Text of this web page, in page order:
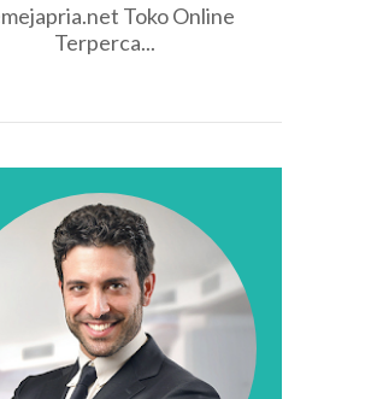
Toko Online
Terperca...